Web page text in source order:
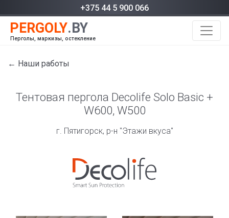
+375 44 5 900 066
Перголы, маркизы, остекление
← Наши работы
Тентовая пергола Decolife Solo Basic +
W600, W500
г. Пятигорск, р-н "Этажи вкуса"